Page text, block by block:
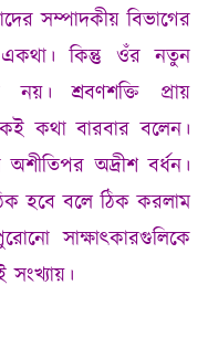
সম্পাদকীয় বিভাগের
কিন্তু ওঁর নতুন
শ্রবণশক্তি প্রায়
কথা বারবার বলেন।
অদ্রীশ বর্ধন।
হবে বলে ঠিক করলাম
সাক্ষাৎকারগুলিকে
সংখ্যায়।